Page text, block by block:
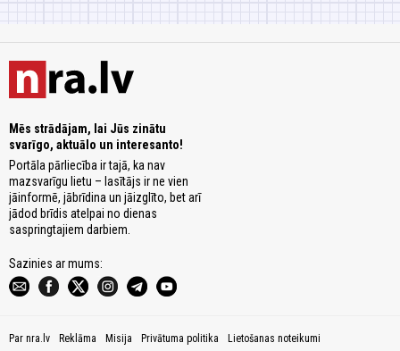
Mēs strādājam, lai Jūs zinātu
svarīgo, aktuālo un interesanto!
Portāla pārliecība ir tajā, ka nav
mazsvarīgu lietu – lasītājs ir ne vien
jāinformē, jābrīdina un jāizglīto, bet arī
jādod brīdis atelpai no dienas
saspringtajiem darbiem.
Sazinies ar mums:
Par nra.lv Reklāma Misija Privātuma politika Lietošanas noteikumi